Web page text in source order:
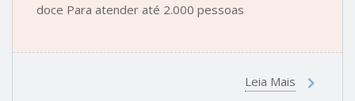
doce Para atender até 2.000 pessoas
Leia Mais